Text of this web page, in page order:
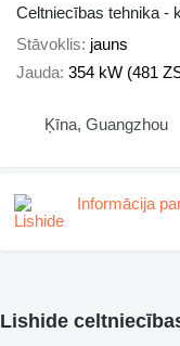
Celtniecības tehnika -
Stāvoklis jauns
Jauda 354 kW (481
Ķīna, Guangzhou
Informācija
Lishide